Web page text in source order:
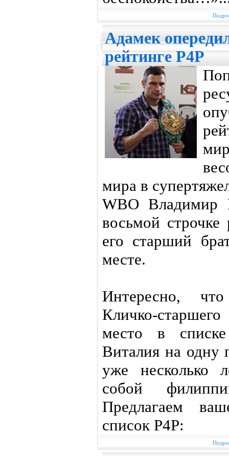
Адамек
рейтинге P4P
мира в
WBO Владимир
восьмой
его старший
месте.
Интересно,
Кличко-
место в
Виталия на одну
уже несколько
собой
Предлагаем
список P4P: